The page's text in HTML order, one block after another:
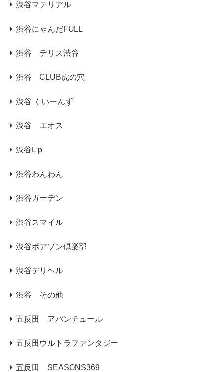
渋谷マテリアル
渋谷にゃんだFULL
渋谷 デリス渋谷
渋谷 CLUB虎の穴
渋谷 くいーんず
渋谷 エオス
渋谷Lip
渋谷わんわん
渋谷ガーデン
渋谷スマイル
渋谷ポアゾン倶楽部
渋谷デリヘル
渋谷 その他
五反田 アバンチュール
五反田ウルトラファンタジー
五反田 SEASONS369